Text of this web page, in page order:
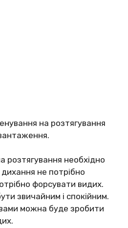
на розтягування
розтягування необхідно
не потрібно
форсувати видих.
звичайним і спокійним.
можна буде зробити